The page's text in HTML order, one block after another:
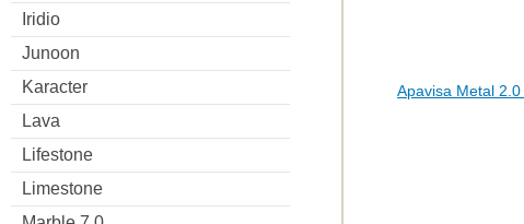
Iridio
Junoon
Karacter
Lava
Lifestone
Limestone